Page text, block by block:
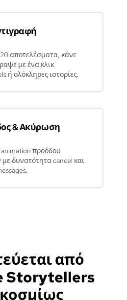
αποτελέσματα, κάνε
με ένα κλικ
ή ολόκληρες ιστορίες.
& Ακύρωση
προόδου
δυνατότητα cancel και
από
Storytellers